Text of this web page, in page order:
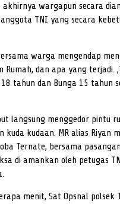
akhirnya wargapun secara
TNI yang secara
warga mengendap
Rumah, dan apa yang terjadi.
18 tahun dan Bunga 15 tahun
langsung menggedor pintu
kuda kudaan. MR alias Riyan
Ternate, bersama
di amankan oleh petugas
menit, Sat Opsnal polsek